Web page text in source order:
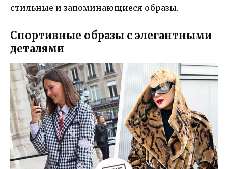
стильные и запоминающиеся образы.
Спортивные образы с элегантными
деталями